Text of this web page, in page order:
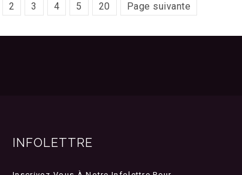
2 3 4 5 20 Page suivante
INFOLETTRE